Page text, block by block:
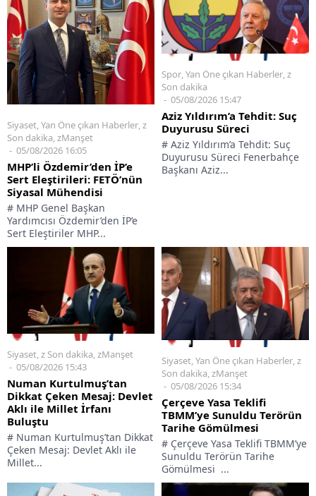
Siyaset,Yan Öne çıkan Haberler,z
Son dakika,zManşet
05/08/2026 16:05
MHP’li Özdemir’den İP’e
Sert Eleştirileri: FETÖ’nün
Siyasal Mühendisi
# MHP Genel Başkan
Yardımcısı Özdemir’den İP’e
Sert Eleştiriler MHP...
Spor,Yan Öne çıkan Haberler,z
Son dakika
05/08/2026 15:47
Aziz Yıldırım’a Tehdit: Suç
Duyurusu Süreci
# Aziz Yıldırım’a Tehdit: Suç
Duyurusu Süreci Fenerbahçe
Başkanı Aziz...
Siyaset,z Son dakika,zManşet
05/08/2026 15:43
Numan Kurtulmuş’tan
Dikkat Çeken Mesaj: Devlet
Aklı ile Millet İrfanı
Buluştu
# Numan Kurtulmuş’tan Dikkat
Çeken Mesaj: Devlet Aklı ile
Millet...
Siyaset Yan Öne çıkan Haberler z
Son dakika zManşet
05/08/2026 15:34
Çerçeve Yasa Teklifi
TBMM’ye Sunuldu Terörün
Tarihe Gömülmesi
# Çerçeve Yasa Teklifi TBMM’ye
Sunuldu Terörün Tarihe
Gömülmesi ...